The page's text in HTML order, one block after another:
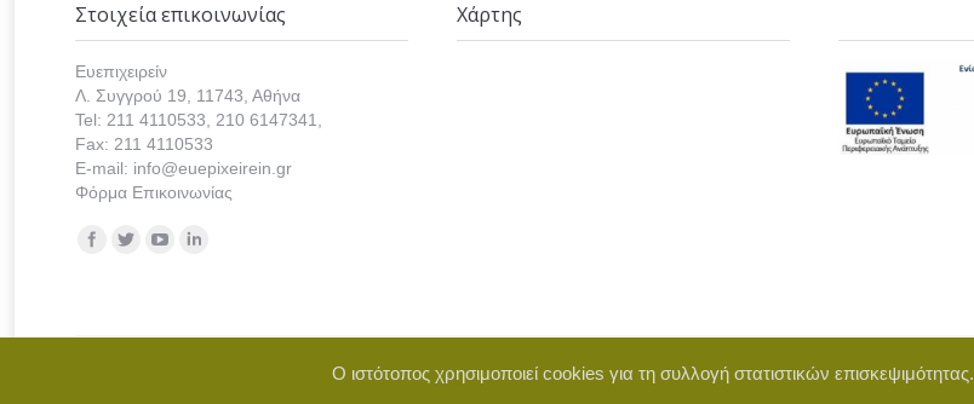
Στοιχεία επικοινωνίας
Ευεπιχειρείν
Λ. Συγγρού 19, 11743, Αθήνα
Tel: 211 4110533, 210 6147341,
Fax: 211 4110533
E-mail: info@euepixeirein.gr
Φόρμα Επικοινωνίας
Find us on:
Χάρτης
Copyright © 2021 euepixeirein.gr | Developed by BigWebTheory
Ο ιστότοπος χρησιμοποιεί cookies για τη συλλογή στατιστικών επισκεψιμότητας.